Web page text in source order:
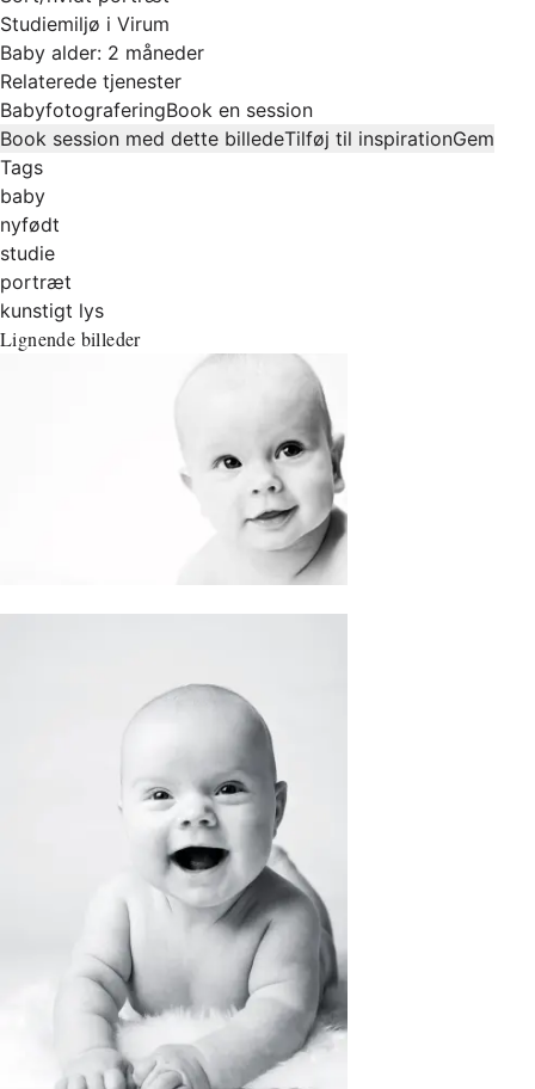
Studiemiljø i Virum
Baby alder: 2 måneder
Relaterede tjenester
BabyfotograferingBook en session
Book session med dette billedeTilføj til inspirationGem
Tags
baby
nyfødt
studie
portræt
kunstigt lys
Lignende billeder